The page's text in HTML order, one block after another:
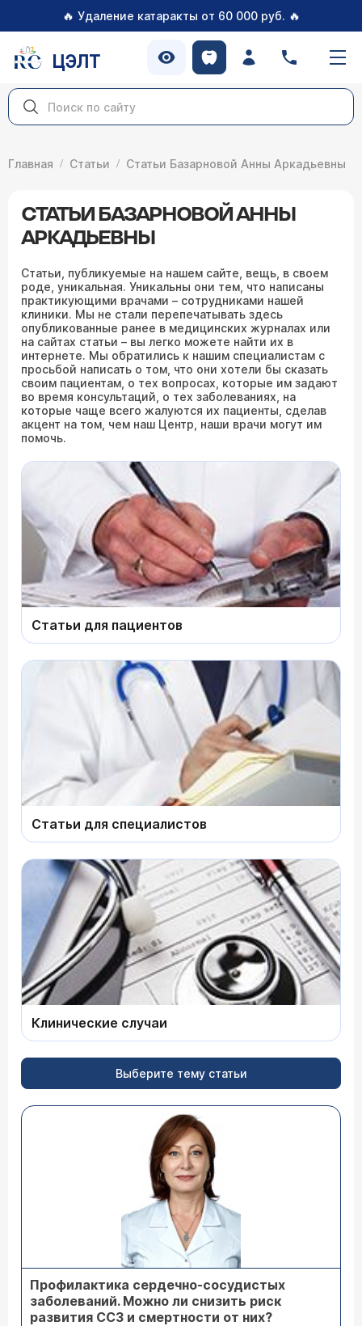
🔥 Удаление катаракты от 60 000 руб. 🔥
ЦЭЛТ
Главная Статьи Статьи Базарновой Анны Аркадьевны
СТАТЬИ БАЗАРНОВОЙ АННЫ
АРКАДЬЕВНЫ
Статьи, публикуемые на нашем сайте, вещь, в своем
роде, уникальная. Уникальны они тем, что написаны
практикующими врачами – сотрудниками нашей
клиники. Мы не стали перепечатывать здесь
опубликованные ранее в медицинских журналах или
на сайтах статьи – вы легко можете найти их в
интернете. Мы обратились к нашим специалистам с
просьбой написать о том, что они хотели бы сказать
своим пациентам, о тех вопросах, которые им задают
во время консультаций, о тех заболеваниях, на
которые чаще всего жалуются их пациенты, сделав
акцент на том, чем наш Центр, наши врачи могут им
помочь.
Статьи для пациентов
Статьи для специалистов
Клинические случаи
Выберите тему статьи
Профилактика сердечно-сосудистых
заболеваний. Можно ли снизить риск
развития ССЗ и смертности от них?